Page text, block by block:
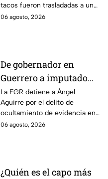
tacos fueron trasladadas a un
hospital para recibir atención
06 agosto, 2026
De gobernador en
Guerrero a imputado
por la "Verdad
Histórica"; Así fue como
Ángel Aguirre obstruyó
la justicia en caso
La FGR detiene a Ángel
Aguirre por el delito de
ocultamiento de evidencia en
el caso Ayotzinapa. Esta es la
06 agosto, 2026
¿Quién es el capo más